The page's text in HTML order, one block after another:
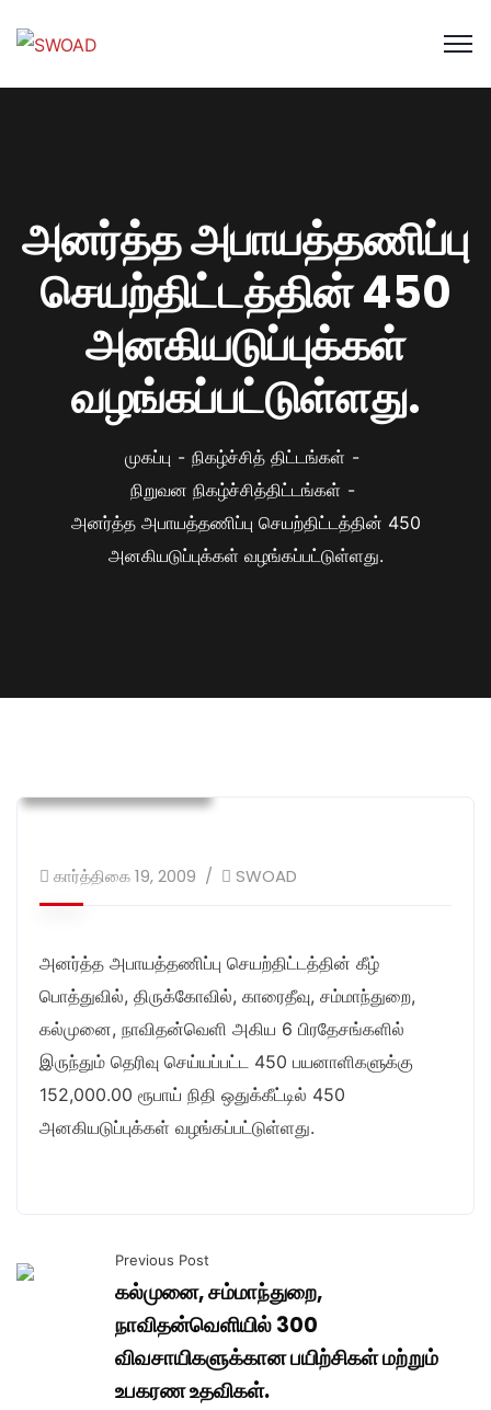
அனர்த்த அபாயத்தணிப்பு
செயற்திட்டத்தின் 450
அனகியடுப்புக்கள்
வழங்கப்பட்டுள்ளது.
முகப்பு
நிகழ்ச்சித் திட்டங்கள்
நிறுவன நிகழ்ச்சித்திட்டங்கள்
அனர்த்த அபாயத்தணிப்பு செயற்திட்டத்தின் 450
அனகியடுப்புக்கள் வழங்கப்பட்டுள்ளது.
கார்த்திகை 19, 2009 SWOAD
அனர்த்த அபாயத்தணிப்பு செயற்திட்டத்தின் கீழ்
பொத்துவில், திருக்கோவில், காரைதீவு, சம்மாந்துறை,
கல்முனை, நாவிதன்வெளி அகிய 6 பிரதேசங்களில்
இருந்தும் தெரிவு செய்யப்பட்ட 450 பயனாளிகளுக்கு
152,000.00 ரூபாய் நிதி ஒதுக்கீட்டில் 450
அனகியடுப்புக்கள் வழங்கப்பட்டுள்ளது.
Previous Post
கல்முனை, சம்மாந்துறை,
நாவிதன்வெளியில் 300
விவசாயிகளுக்கான பயிற்சிகள் மற்றும்
உபகரண உதவிகள்.